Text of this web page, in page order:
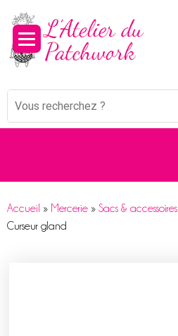
Mots
Accueil » Mercerie » Sacs & accessoires
Curseur gland
Panneau de gestion des cookies